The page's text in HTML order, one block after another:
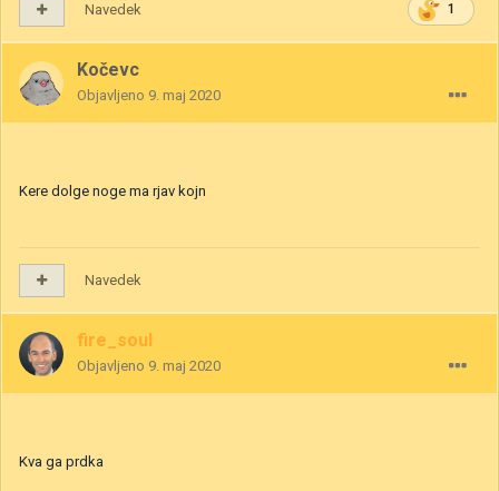
1
Navedek
Kočevc
Objavljeno 9. maj 2020
Kere dolge noge ma rjav kojn
Navedek
fire_soul
Objavljeno 9. maj 2020
Kva ga prdka